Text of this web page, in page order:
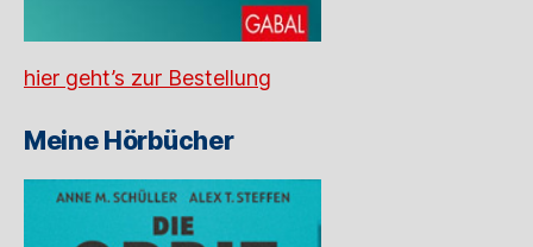
hier geht’s zur Bestellung
Meine Hörbücher